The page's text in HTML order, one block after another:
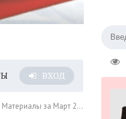
ВХОД
за Март 2021 года » Страница 14